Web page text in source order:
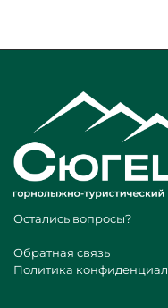
Остались вопросы?
Обратная связь
Политика